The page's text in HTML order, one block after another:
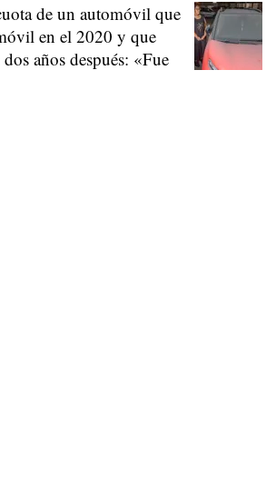
de un automóvil que
en el 2020 y que
años después: «Fue